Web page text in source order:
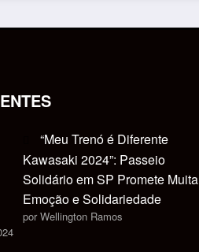
“Meu Trenó é Diferente
Kawasaki 2024”: Passeio
Solidário em SP Promete Muita
Emoção e Solidariedade
por Wellington Ramos